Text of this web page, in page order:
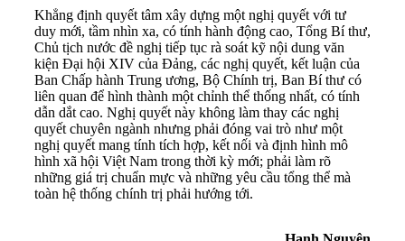
Khẳng định quyết tâm xây dựng một nghị quyết với tư
duy mới, tầm nhìn xa, có tính hành động cao, Tổng Bí thư,
Chủ tịch nước đề nghị tiếp tục rà soát kỹ nội dung văn
kiện Đại hội XIV của Đảng, các nghị quyết, kết luận của
Ban Chấp hành Trung ương, Bộ Chính trị, Ban Bí thư có
liên quan để hình thành một chỉnh thể thống nhất, có tính
dẫn dắt cao. Nghị quyết này không làm thay các nghị
quyết chuyên ngành nhưng phải đóng vai trò như một
nghị quyết mang tính tích hợp, kết nối và định hình mô
hình xã hội Việt Nam trong thời kỳ mới; phải làm rõ
những giá trị chuẩn mực và những yêu cầu tổng thể mà
toàn hệ thống chính trị phải hướng tới.